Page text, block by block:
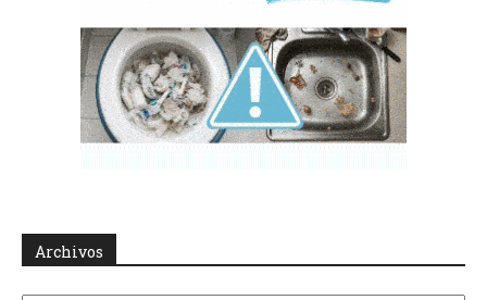
Archivos
Archivos